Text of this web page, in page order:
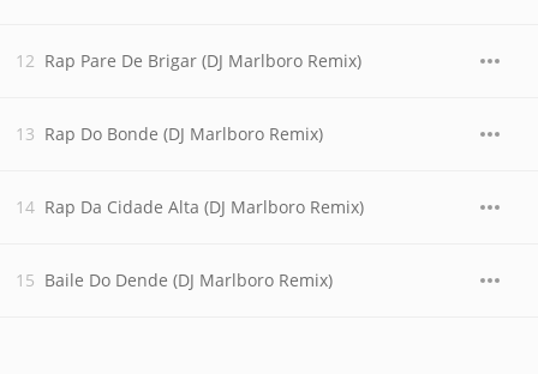
Rap Pare De Brigar (DJ Marlboro Remix)
Rap Do Bonde (DJ Marlboro Remix)
Rap Da Cidade Alta (DJ Marlboro Remix)
Baile Do Dende (DJ Marlboro Remix)